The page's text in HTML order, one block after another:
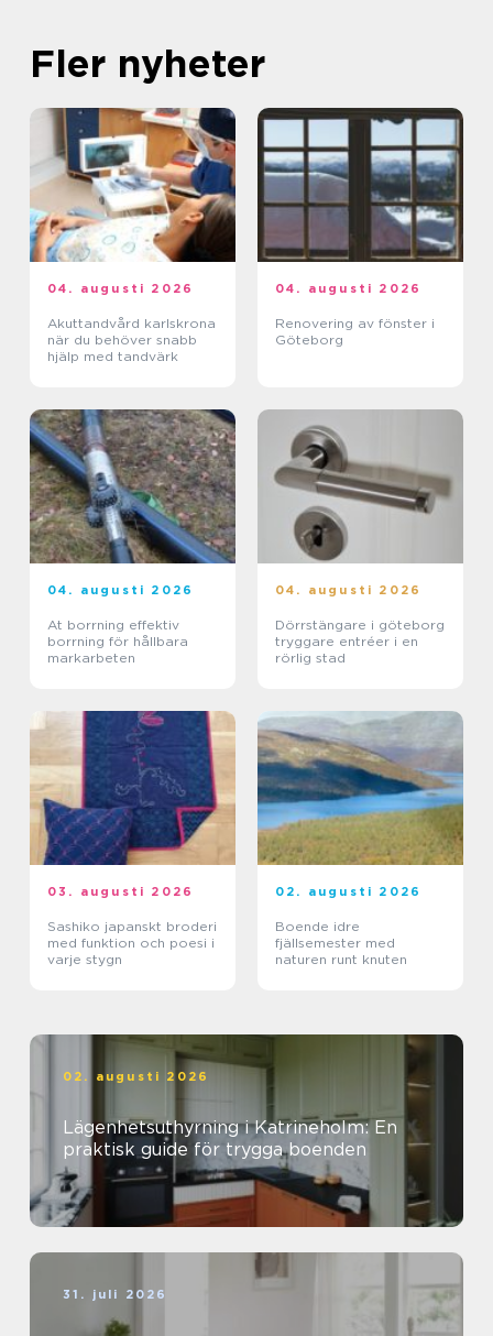
Fler nyheter
04. augusti 2026
Akuttandvård karlskrona
när du behöver snabb
hjälp med tandvärk
04. augusti 2026
Renovering av fönster i
Göteborg
04. augusti 2026
At borrning effektiv
borrning för hållbara
markarbeten
04. augusti 2026
Dörrstängare i göteborg
tryggare entréer i en
rörlig stad
03. augusti 2026
Sashiko japanskt broderi
med funktion och poesi i
varje stygn
02. augusti 2026
Boende idre
fjällsemester med
naturen runt knuten
02. augusti 2026
Lägenhetsuthyrning i Katrineholm: En
praktisk guide för trygga boenden
31. juli 2026